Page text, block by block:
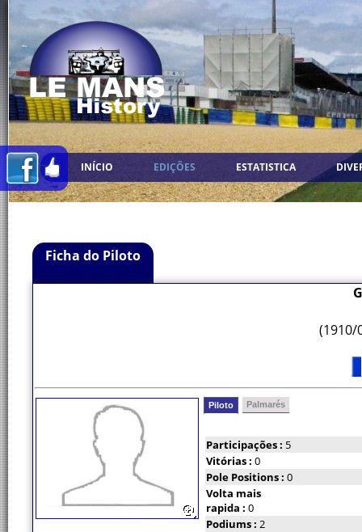
INÍCIO EDIÇÕES ESTATISTICA
Ficha do Piloto
(1910/
Piloto Palmarés
Participações : 5
Vitórias : 0
Pole Positions : 0
Volta mais
rapida : 0
Podiums : 2